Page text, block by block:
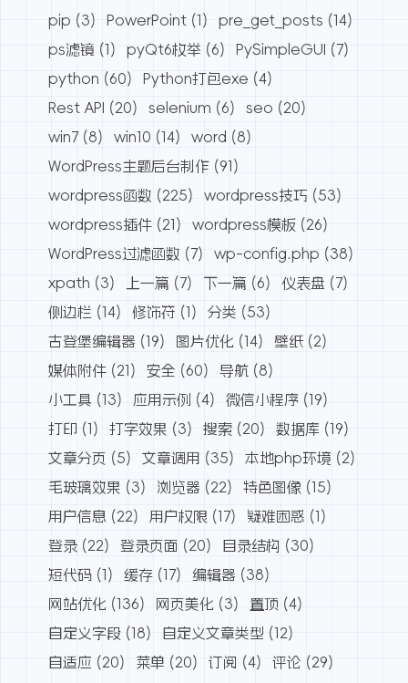
pip (3) PowerPoint (1) pre_get_posts (14)
ps滤镜 (1) pyQt6枚举 (6) PySimpleGUI
(7)
python (60) Python打包exe (4)
Rest API
(20) selenium (6) seo (20)
win7 (8) win10 (14) word (8)
WordPress主题后台制作 (91)
wordpress函数 (225) wordpress技巧 (53)
wordpress插件 (21) wordpress模板 (26)
WordPress过滤函数 (7) wp-config.php (38)
xpath (3) 上一篇 (7) 下一篇 (6) 仪表盘 (7)
侧边栏 (14) 修饰符 (1) 分类 (53)
古登堡编辑器 (19) 图片优化 (14) 壁纸 (2)
媒体附件 (21) 安全 (60) 导航 (8)
小工具 (13) 应用示例 (4) 微信小程序 (19)
打印 (1) 打字效果 (3) 搜索 (20) 数据库 (19)
文章分页 (5) 文章调用 (35) 本地php环境 (2)
毛玻璃效果 (3) 浏览器 (22) 特色图像 (15)
用户信息 (22) 用户权限 (17) 疑难困惑 (1)
登录 (22) 登录页面 (20) 目录结构 (30)
短代码 (1) 缓存 (17) 编辑器 (38)
网站优化 (136) 网页美化 (3) 置顶 (4)
自定义字段 (18) 自定义文章类型 (12)
自适应 (20) 菜单 (20) 订阅 (4) 评论 (29)